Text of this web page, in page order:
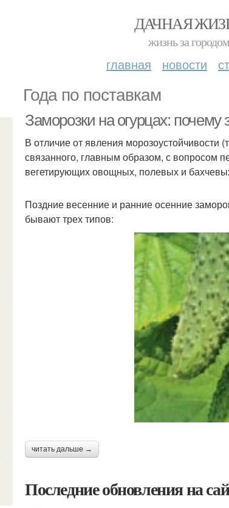
ДАЧНАЯ
жизнь за городом
главная новости
Года по поставкам
Заморозки на огурцах:
В отличие от явления морозоустойчивости
связанного, главным образом, с вопросом
вегетирующих овощных, полевых и
Поздние весенние и ранние осенние
бывают трех типов:
читать дальше →
Последние обновления на